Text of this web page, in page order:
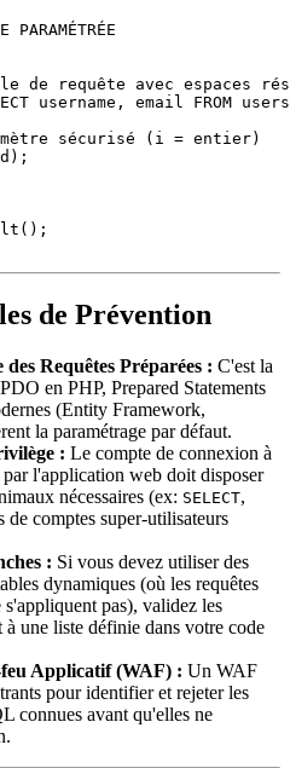
de requête avec espaces
username, email FROM
sécurisé (i = entier)
de Prévention
Requêtes Préparées : C'est la
en PHP, Prepared Statements
(Entity Framework,
la paramétrage par défaut.
: Le compte de connexion à
par l'application web doit disposer
nécessaires (ex: SELECT,
comptes super-utilisateurs
: Si vous devez utiliser des
dynamiques (où les requêtes
s'appliquent pas), validez les
à une liste définie dans votre code
Applicatif (WAF) : Un WAF
pour identifier et rejeter les
connues avant qu'elles ne